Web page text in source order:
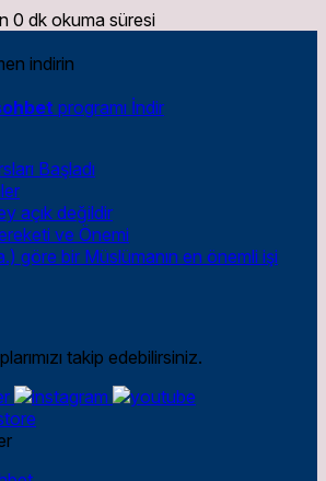
0 dk okuma süresi
indirin
programı İndir
Başladı
açık değildir
ve Önemi
göre bir Müslümanın en önemli işi
takip edebilirsiniz.